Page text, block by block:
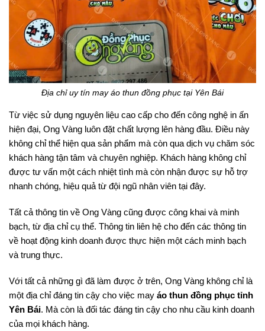
Địa chỉ uy tín may áo thun đồng phục tại Yên Bái
Từ việc sử dụng nguyên liệu cao cấp cho đến công nghệ in ấn
hiện đại, Ong Vàng luôn đặt chất lượng lên hàng đầu. Điều này
không chỉ thể hiện qua sản phẩm mà còn qua dịch vụ chăm sóc
khách hàng tận tâm và chuyên nghiệp. Khách hàng không chỉ
được tư vấn một cách nhiệt tình mà còn nhận được sự hỗ trợ
nhanh chóng, hiệu quả từ đội ngũ nhân viên tại đây.
Tất cả thông tin về Ong Vàng cũng được công khai và minh
bạch, từ địa chỉ cụ thể. Thông tin liên hệ cho đến các thông tin
về hoạt động kinh doanh được thực hiện một cách minh bạch
và trung thực.
Với tất cả những gì đã làm được ở trên, Ong Vàng không chỉ là
một địa chỉ đáng tin cậy cho việc may áo thun đồng phục tỉnh
Yên Bái. Mà còn là đối tác đáng tin cậy cho nhu cầu kinh doanh
của mọi khách hàng.